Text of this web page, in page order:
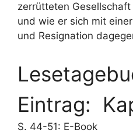
zerrütteten
und wie er sich mit
und Resignation
Eintrag:
S. 44-51: E-Book